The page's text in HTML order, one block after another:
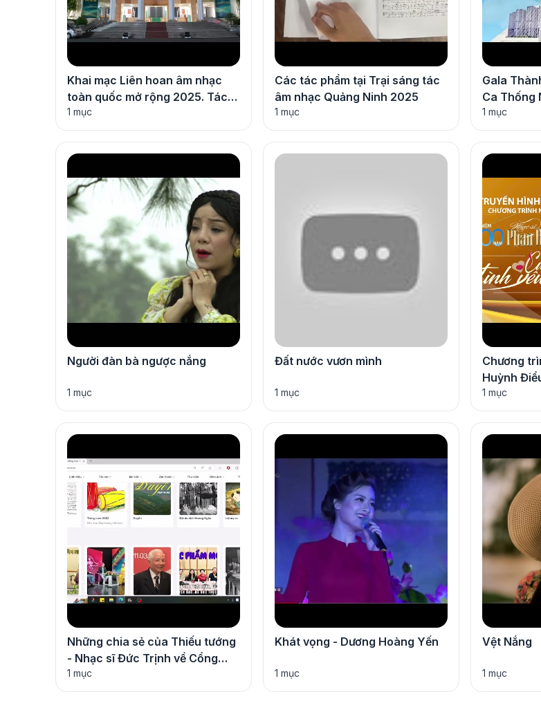
Khai mạc Liên hoan âm nhạc
toàn quốc mở rộng 2025. Tác
giả: Thế Long
1 mục
Các tác phẩm tại Trại sáng tác
âm nhạc Quảng Ninh 2025
1 mục
Gala
Ca Thống
1 mục
Người đàn bà ngược nắng
1 mục
Đất nước vươn mình
1 mục
Chương
Huỳnh
1 mục
Những chia sẻ của Thiếu tướng
- Nhạc sĩ Đức Trịnh về Cổng
Thông tin Âm nhạc Việt Nam
1 mục
Khát vọng - Dương Hoàng Yến
1 mục
Vệt Nắng
1 mục